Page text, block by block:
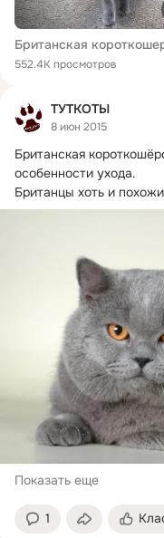
552.4K просмотров
ТУТКОТЫ
8 июн 2015
Британская
особенности ухода.
Британцы хоть и
далеко не ангельским...
Показать еще
1